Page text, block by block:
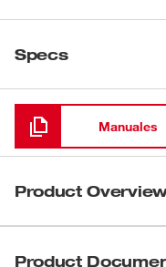
Specs
Cargando
Manuales
Product
fabricadas con los
Product